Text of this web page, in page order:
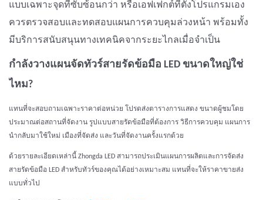
แบบเฉพาะจุดที่ซับซ้อนกว่า หรือเอฟเฟกต์ที่ตั้งโปรแกรมเอง
ควรตรวจสอบและทดสอบแผนการควบคุมล่วงหน้า พร้อมทั้ง
มีบริการสนับสนุนทางเทคนิคจากระยะไกลเมื่อจำเป็น
กำลังวางแผนจัดทัวร์สายรัดข้อมือ LED ขนาดใหญ่ใช่
ไหม?
แทนที่จะสอบถามเฉพาะราคาต่อหน่วย โปรดส่งตารางการแสดง ขนาดผู้ชมโดย
ประมาณต่อสถานที่จัดงาน รูปแบบสายรัดข้อมือที่ต้องการ วิธีการควบคุม แผนการ
นำกลับมาใช้ใหม่ เมืองที่จัดส่ง และวันที่จัดงานครั้งแรกด้วย
ด้วยรายละเอียดเหล่านี้ Zhongda LED สามารถประเมินแผนการผลิตและการจัดส่ง
สายรัดข้อมือ LED สำหรับทัวร์ของคุณได้อย่างเหมาะสม แทนที่จะให้ราคาขายส่ง
แบบทั่วไป